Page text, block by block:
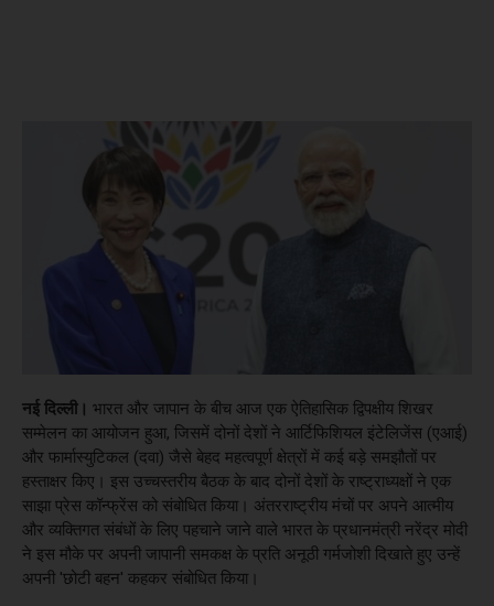
नई दिल्ली। भारत और जापान के बीच आज एक ऐतिहासिक द्विपक्षीय शिखर
सम्मेलन का आयोजन हुआ, जिसमें दोनों देशों ने आर्टिफिशियल इंटेलिजेंस (एआई)
और फार्मास्युटिकल (दवा) जैसे बेहद महत्वपूर्ण क्षेत्रों में कई बड़े समझौतों पर
हस्ताक्षर किए। इस उच्चस्तरीय बैठक के बाद दोनों देशों के राष्ट्राध्यक्षों ने एक
साझा प्रेस कॉन्फ्रेंस को संबोधित किया। अंतरराष्ट्रीय मंचों पर अपने आत्मीय
और व्यक्तिगत संबंधों के लिए पहचाने जाने वाले भारत के प्रधानमंत्री नरेंद्र मोदी
ने इस मौके पर अपनी जापानी समकक्ष के प्रति अनूठी गर्मजोशी दिखाते हुए उन्हें
अपनी 'छोटी बहन' कहकर संबोधित किया।